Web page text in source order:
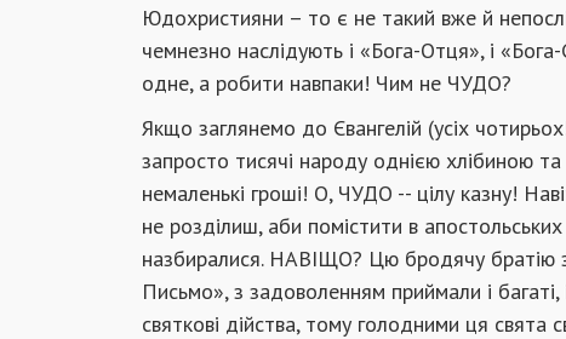
Юдохристияни – то є не такий вже й
чемнезно наслідують і «Бога-Отця», і
одне, а робити навпаки! Чим не ЧУДО?
Якщо заглянемо до Євангелій (усіх
запросто тисячі народу однією хлібиною
немаленькі гроші! О, ЧУДО -- цілу казну!
не розділиш, аби помістити в
назбиралися. НАВІЩО? Цю бродячу братію
Письмо», з задоволенням приймали і багаті,
святкові дійства, тому голодними ця свята